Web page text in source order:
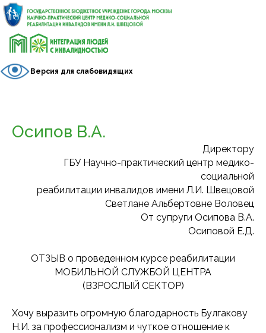
Версия для слабовидящих
Осипов В.А.
Директору
ГБУ Научно-практический центр медико-
социальной
реабилитации инвалидов имени Л.И. Швецовой
Светлане Альбертовне Воловец
От супруги Осипова В.А.
Осиповой Е.Д.
ОТЗЫВ о проведенном курсе реабилитации
МОБИЛЬНОЙ СЛУЖБОЙ ЦЕНТРА
(ВЗРОСЛЫЙ СЕКТОР)
Хочу выразить огромную благодарность Булгакову
Н.И. за профессионализм и чуткое отношение к